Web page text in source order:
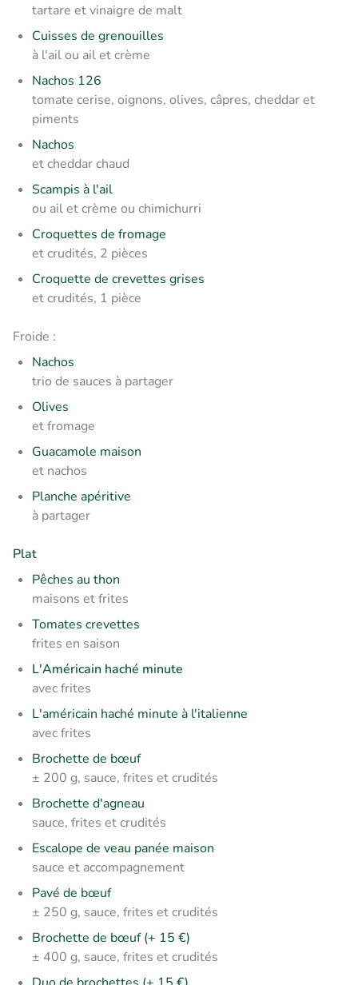
tartare et vinaigre de malt
Cuisses de grenouilles
à l'ail ou ail et crème
Nachos 126
tomate cerise, oignons, olives, câpres, cheddar et
piments
Nachos
et cheddar chaud
Scampis à l'ail
ou ail et crème ou chimichurri
Croquettes de fromage
et crudités, 2 pièces
Croquette de crevettes grises
et crudités, 1 pièce
Froide :
Nachos
trio de sauces à partager
Olives
et fromage
Guacamole maison
et nachos
Planche apéritive
à partager
Plat
Pêches au thon
maisons et frites
Tomates crevettes
frites en saison
L'Américain haché minute
avec frites
L'américain haché minute à l'italienne
avec frites
Brochette de bœuf
± 200 g, sauce, frites et crudités
Brochette d'agneau
sauce, frites et crudités
Escalope de veau panée maison
sauce et accompagnement
Pavé de bœuf
± 250 g, sauce, frites et crudités
Brochette de bœuf (+ 15 €)
± 400 g, sauce, frites et crudités